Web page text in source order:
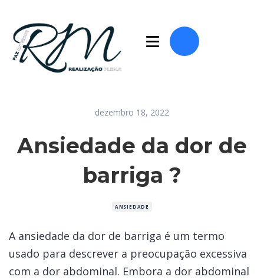
dezembro 18, 2022
Ansiedade da dor de
barriga ?
ANSIEDADE
A ansiedade da dor de barriga é um termo
usado para descrever a preocupação excessiva
com a dor abdominal. Embora a dor abdominal